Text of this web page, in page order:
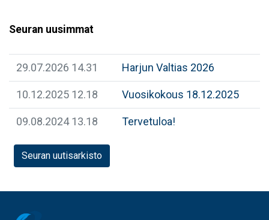
Seuran uusimmat
29.07.2026 14.31 Harjun Valtias 2026
10.12.2025 12.18 Vuosikokous 18.12.2025
09.08.2024 13.18 Tervetuloa!
Seuran uutisarkisto